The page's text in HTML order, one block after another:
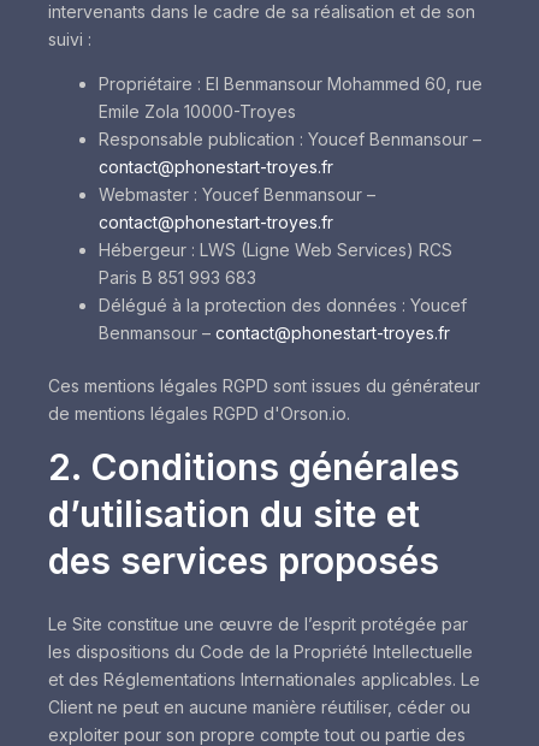
intervenants dans le cadre de sa réalisation et de son
suivi :
Propriétaire : EI Benmansour Mohammed 60, rue
Emile Zola 10000-Troyes
Responsable publication : Youcef Benmansour –
contact@phonestart-troyes.fr
Webmaster : Youcef Benmansour –
contact@phonestart-troyes.fr
Hébergeur : LWS (Ligne Web Services) RCS
Paris B 851 993 683
Délégué à la protection des données : Youcef
Benmansour – contact@phonestart-troyes.fr
Ces mentions légales RGPD sont issues du générateur
de mentions légales RGPD d'Orson.io.
2. Conditions générales
d’utilisation du site et
des services proposés
Le Site constitue une œuvre de l’esprit protégée par
les dispositions du Code de la Propriété Intellectuelle
et des Réglementations Internationales applicables. Le
Client ne peut en aucune manière réutiliser, céder ou
exploiter pour son propre compte tout ou partie des